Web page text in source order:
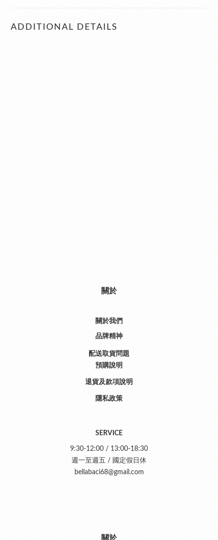
ADDITIONAL DETAILS
關於
關於我們
品牌精神
配送取貨問題
預購說明
退貨及款項說明
隱私政策
SERVICE
9:30-12:00 / 13:00-18:30
週一至週五 / 國定假日休
bellabaci68@gmail.com
關於